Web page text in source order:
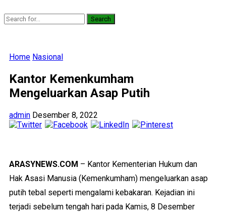
Search
Home Nasional
Kantor Kemenkumham
Mengeluarkan Asap Putih
admin Desember 8, 2022
ARASYNEWS.COM – Kantor Kementerian Hukum dan
Hak Asasi Manusia (Kemenkumham) mengeluarkan asap
putih tebal seperti mengalami kebakaran. Kejadian ini
terjadi sebelum tengah hari pada Kamis, 8 Desember